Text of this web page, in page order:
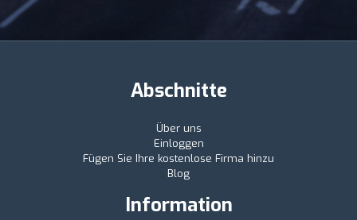
Abschnitte
Über uns
Einloggen
Fügen Sie Ihre kostenlose Firma hinzu
Blog
Information